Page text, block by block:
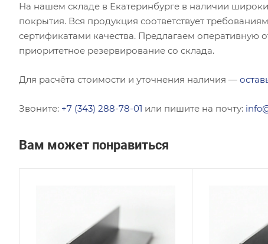
На нашем складе в Екатеринбурге в наличии
покрытия. Вся продукция соответствует
сертификатами качества. Предлагаем оперативную
приоритетное резервирование со склада.
Для расчёта стоимости и уточнения наличия —
Звоните: +7 (343) 288-78-01 или пишите на почту:
Вам может понравиться
Равнополочный
Высота, мм
250 63